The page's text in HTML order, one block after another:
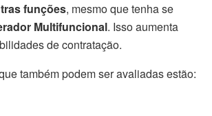
funções, mesmo que tenha se
Multifuncional. Isso aumenta
de contratação.
também podem ser avaliadas estão: